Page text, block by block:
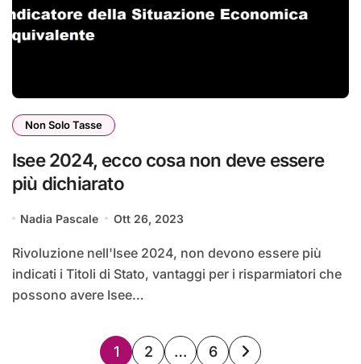
Non Solo Tasse
Isee 2024, ecco cosa non deve essere
più dichiarato
Nadia Pascale Ott 26, 2023
Rivoluzione nell'Isee 2024, non devono essere più
indicati i Titoli di Stato, vantaggi per i risparmiatori che
possono avere Isee…
Paginazione
1 2 … 6